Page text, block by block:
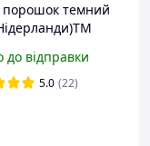
порошок темний
до відправки
5.0 (22)